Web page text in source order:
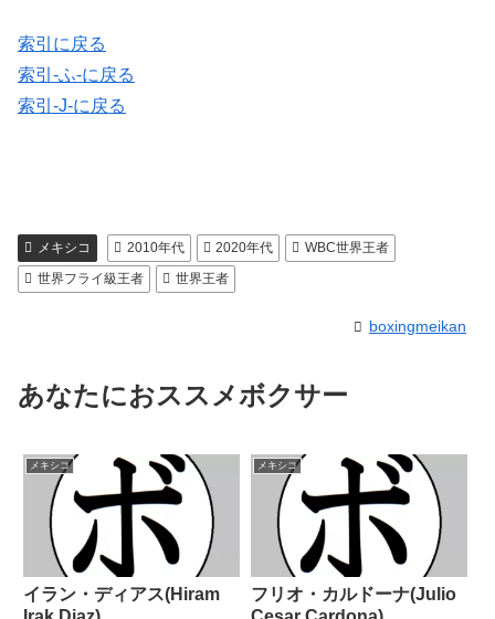
索引に戻る
索引-ふ-に戻る
索引-J-に戻る
メキシコ 2010年代 2020年代
WBC世界王者
世界フライ級王者
世界王者
boxingmeikan
あなたにおススメボクサー
メキシコ
イラン・ディアス(Hiram
メキシコ
フリオ・カルドーナ(Julio